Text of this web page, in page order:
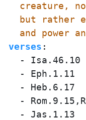
and power
verses :
- Isa.46.10
- Eph.1.11
- Heb.6.17
-
- Jas.1.13